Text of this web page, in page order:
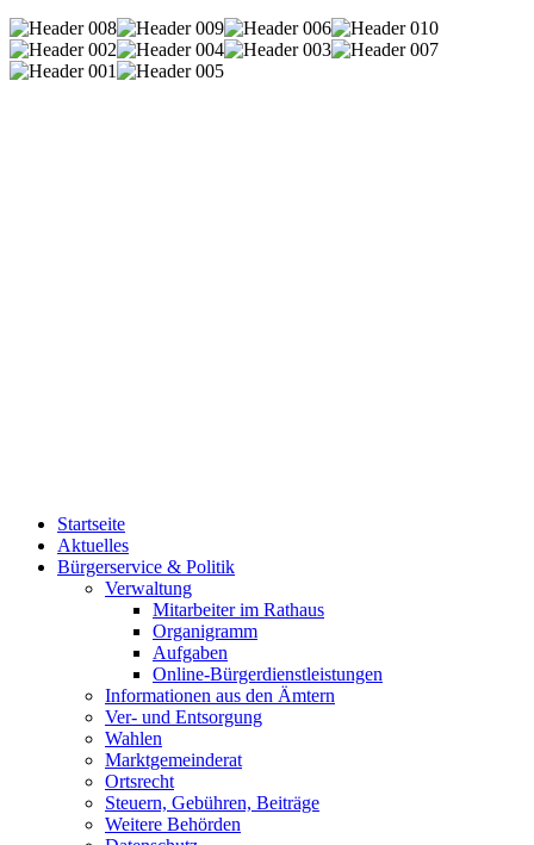
Startseite
Aktuelles
Bürgerservice & Politik
Verwaltung
Mitarbeiter im Rathaus
Organigramm
Aufgaben
Online-Bürgerdienstleistungen
Informationen aus den Ämtern
Ver- und Entsorgung
Wahlen
Marktgemeinderat
Ortsrecht
Steuern, Gebühren, Beiträge
Weitere Behörden